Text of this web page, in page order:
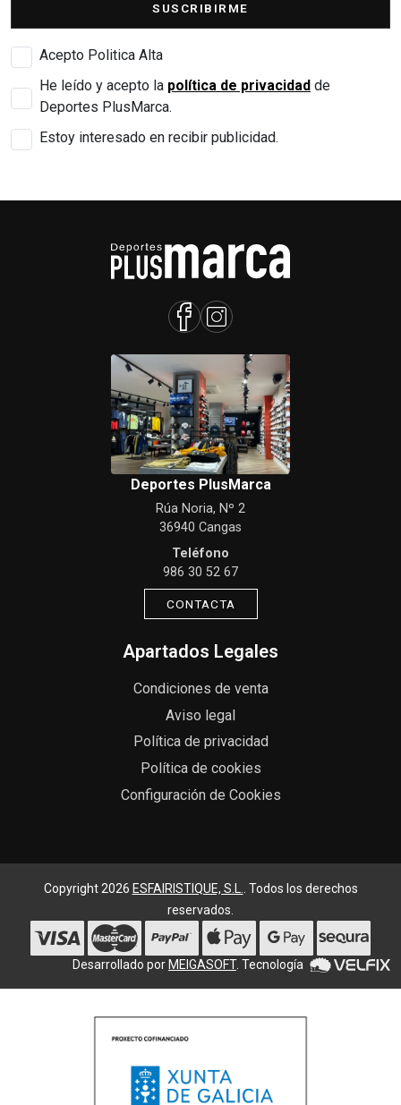
SUSCRIBIRME
Acepto Politica Alta
He leído y acepto la política de privacidad de
Deportes PlusMarca.
Estoy interesado en recibir publicidad.
Deportes PlusMarca
Rúa Noria, Nº 2
36940 Cangas
Teléfono
986 30 52 67
CONTACTA
Apartados Legales
Condiciones de venta
Aviso legal
Política de privacidad
Política de cookies
Configuración de Cookies
Copyright 2026 ESFAIRISTIQUE, S.L.
. Todos los derechos
reservados.
Desarrollado porMEIGASOFT. Tecnología